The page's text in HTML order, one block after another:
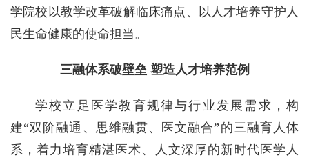
学院校以教学改革破解临床痛点、以人才培养守护人
民生命健康的使命担当。
三融体系破壁垒 塑造人才培养范例
学校立足医学教育规律与行业发展需求，构
建“双阶融通、思维融贯、医文融合”的三融育人体
系，着力培育精湛医术、人文深厚的新时代医学人